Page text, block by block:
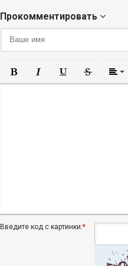
Прокомментировать
Полужирный
Курсив
Введите код с картинки:*